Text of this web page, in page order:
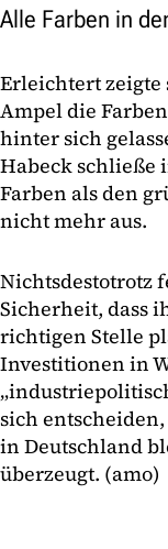
Alle Farben in
Erleichtert zeigte
Ampel die
hinter sich
Habeck schließe
Farben als den
nicht mehr aus.
Nichtsdestotrotz
Sicherheit, dass
richtigen Stelle
Investitionen in
sich
in Deutschland
überzeugt. (amo)